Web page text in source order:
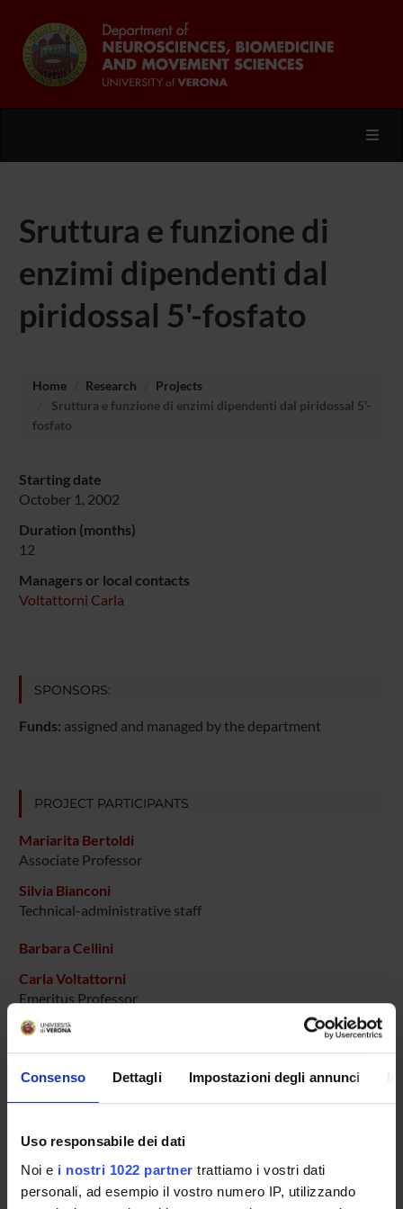
Consenso Dettagli Impostazioni degli annunci
Uso responsabile dei dati
Noi e i nostri 1022 partner trattiamo i vostri dati
personali, ad esempio il vostro numero IP, utilizzando
Sruttura e funzione di
enzimi dipendenti dal
piridossal 5'-fosfato
Home Research
Projects
Sruttura e funzione di enzimi dipendenti dal piridossal 5'-
fosfato
Starting date
October 1, 2002
Duration (months)
12
Managers or local contacts
Voltattorni Carla
SPONSORS:
Funds: assigned and managed by the department
PROJECT PARTICIPANTS
Mariarita Bertoldi
Associate Professor
Silvia Bianconi
Technical-administrative staff
Barbara Cellini
Carla Voltattorni
Emeritus Professor
SECTIONS
Biological Chemistry Section